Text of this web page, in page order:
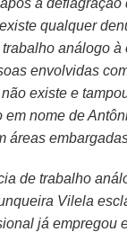
qualquer
análogo à
envolvidas
existe e
em nome de
áreas
de trabalho
Vilela
já empregou